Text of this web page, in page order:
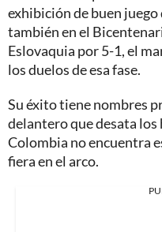
exhibición de buen
también en el
Eslovaquia por 5-1, el
los duelos de esa fase.
Su éxito tiene nombres
delantero que desata los
Colombia no encuentra
fiera en el arco.